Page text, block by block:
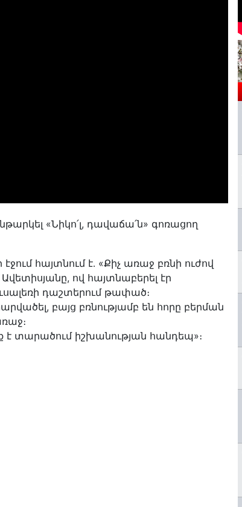
«Նիկո՛լ, դավաճա՛ն» գոռացող
հայտնում է․ «Քիչ առաջ բռնի ուժով
ով հայտնաբերել էր
դաշտերում թափած։
բայց բռնությամբ են հորը բերման
տարածում իշխանության հանդեպ»։